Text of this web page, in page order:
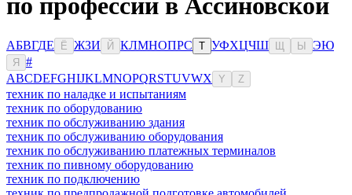
по профессии в Ассиновской
АБВГДЕ Ё ЖЗИ Й КЛМНОПРС Т УФХЦЧШ Ы ЭЮ
Я
#
ABCDEFGHIJKLMNOPQRSTUVWX Y Z
техник по наладке и испытаниям
техник по оборудованию
техник по обслуживанию здания
техник по обслуживанию оборудования
техник по обслуживанию платежных терминалов
техник по пивному оборудованию
техник по подключению